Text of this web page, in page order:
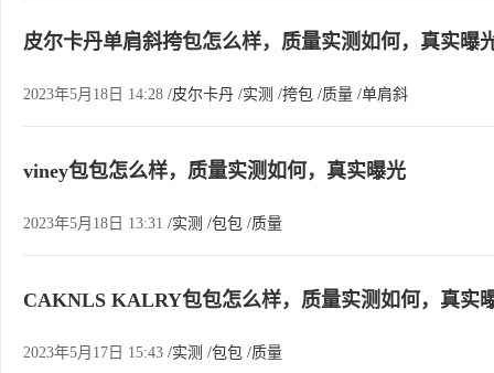
皮尔卡丹单肩斜挎包怎么样，质量实测如何，真实曝
2023年5月18日 14:28 /皮尔卡丹 /实测 /挎包 /质量 /单肩斜
viney包包怎么样，质量实测如何，真实曝光
2023年5月18日 13:31 /实测 /包包 /质量
CAKNLS KALRY包包怎么样，质量实测如何，真实
2023年5月17日 15:43 /实测 /包包 /质量